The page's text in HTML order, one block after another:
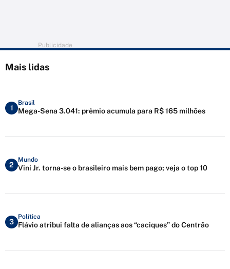
Publicidade
Mais lidas
1
Brasil
Mega-Sena 3.041: prêmio acumula para R$ 165 milhões
2
Mundo
Vini Jr. torna-se o brasileiro mais bem pago; veja o top 10
3
Política
Flávio atribui falta de alianças aos “caciques” do Centrão